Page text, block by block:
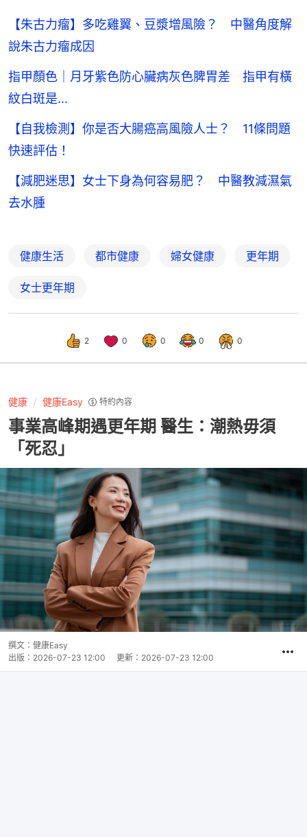
【朱古力瘤】多吃雞翼、豆漿增風險？ 中醫角度解
說朱古力瘤成因
指甲顏色｜月牙紫色防心臟病灰色脾胃差 指甲有橫
紋白斑是...
【自我檢測】你是否大腸癌高風險人士？ 11條問題
快速評估！
【減肥迷思】女士下身為何容易肥？ 中醫教減濕氣
去水腫
健康生活 都市健康 婦女健康 更年期
女士更年期
2 0 0 0 0
健康 健康Easy 特約內容
事業高峰期遇更年期 醫生：潮熱毋須
「死忍」
撰文： 健康Easy
出版： 2026-07-23 12:00 更新： 2026-07-23 12:00